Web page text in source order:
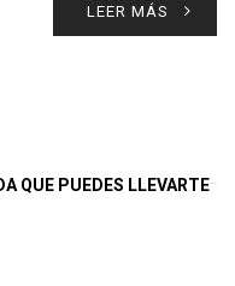
LEER MÁS
QUE PUEDES LLEVARTE